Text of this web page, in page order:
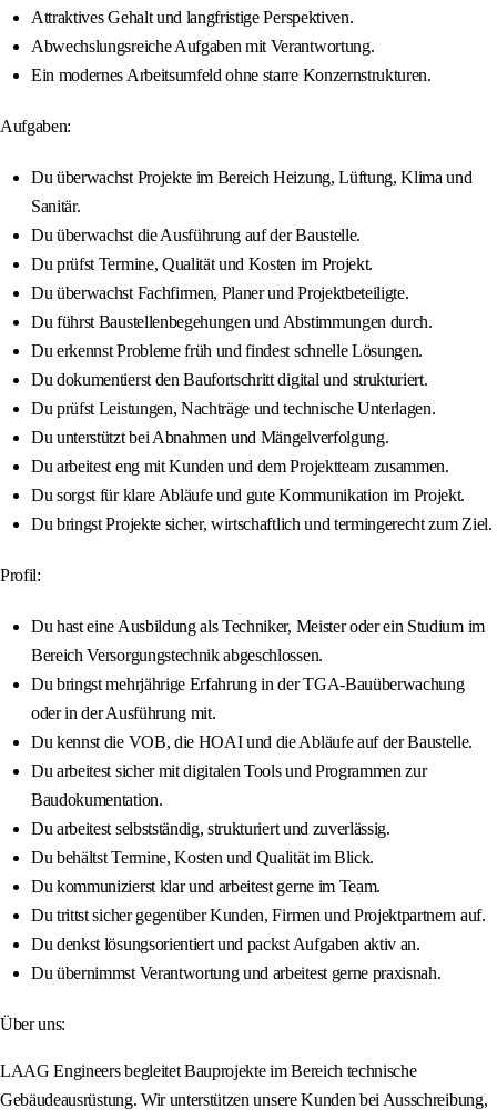
Attraktives Gehalt und langfristige Perspektiven.
Abwechslungsreiche Aufgaben mit Verantwortung.
Ein modernes Arbeitsumfeld ohne starre Konzernstrukturen.
Aufgaben:
Du überwachst Projekte im Bereich Heizung, Lüftung, Klima und
Sanitär.
Du überwachst die Ausführung auf der Baustelle.
Du prüfst Termine, Qualität und Kosten im Projekt.
Du überwachst Fachfirmen, Planer und Projektbeteiligte.
Du führst Baustellenbegehungen und Abstimmungen durch.
Du erkennst Probleme früh und findest schnelle Lösungen.
Du dokumentierst den Baufortschritt digital und strukturiert.
Du prüfst Leistungen, Nachträge und technische Unterlagen.
Du unterstützt bei Abnahmen und Mängelverfolgung.
Du arbeitest eng mit Kunden und dem Projektteam zusammen.
Du sorgst für klare Abläufe und gute Kommunikation im Projekt.
Du bringst Projekte sicher, wirtschaftlich und termingerecht zum Ziel.
Profil:
Du hast eine Ausbildung als Techniker, Meister oder ein Studium im
Bereich Versorgungstechnik abgeschlossen.
Du bringst mehrjährige Erfahrung in der TGA-Bauüberwachung
oder in der Ausführung mit.
Du kennst die VOB, die HOAI und die Abläufe auf der Baustelle.
Du arbeitest sicher mit digitalen Tools und Programmen zur
Baudokumentation.
Du arbeitest selbstständig, strukturiert und zuverlässig.
Du behältst Termine, Kosten und Qualität im Blick.
Du kommunizierst klar und arbeitest gerne im Team.
Du trittst sicher gegenüber Kunden, Firmen und Projektpartnern auf.
Du denkst lösungsorientiert und packst Aufgaben aktiv an.
Du übernimmst Verantwortung und arbeitest gerne praxisnah.
Über uns:
LAAG Engineers begleitet Bauprojekte im Bereich technische
Gebäudeausrüstung. Wir unterstützen unsere Kunden bei Ausschreibung,